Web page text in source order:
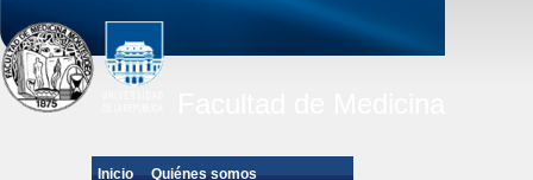
Inicio Quiénes somos